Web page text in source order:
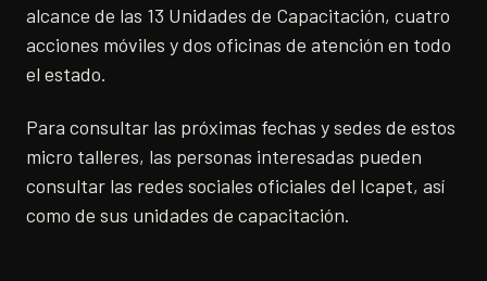
alcance de las 13 Unidades de Capacitación, cuatro
acciones móviles y dos oficinas de atención en todo
el estado.
Para consultar las próximas fechas y sedes de estos
micro talleres, las personas interesadas pueden
consultar las redes sociales oficiales del Icapet, así
como de sus unidades de capacitación.